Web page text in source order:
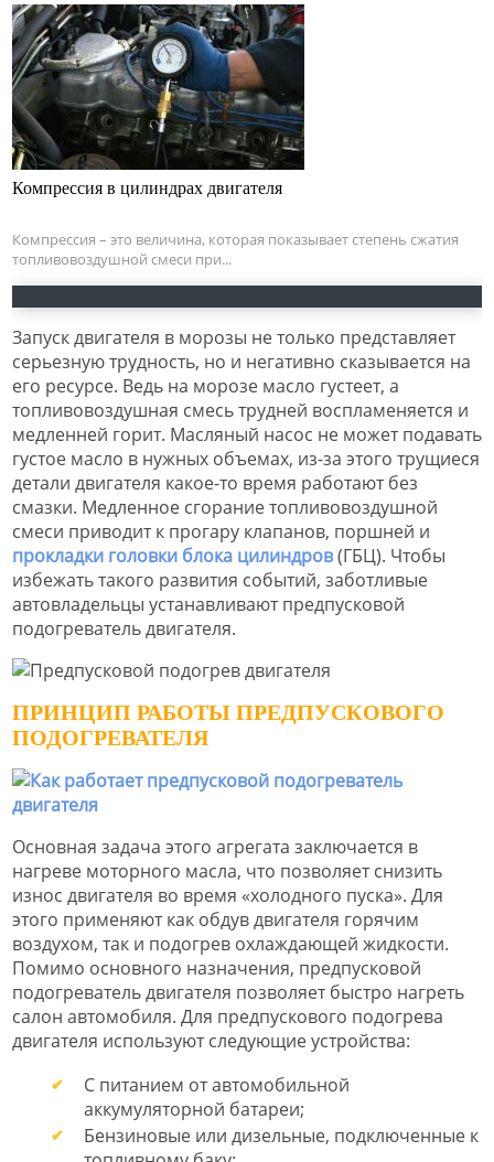
Компрессия в цилиндрах двигателя
Компрессия – это величина, которая показывает степень сжатия
топливовоздушной смеси при...
Запуск двигателя в морозы не только представляет
серьезную трудность, но и негативно сказывается на
его ресурсе. Ведь на морозе масло густеет, а
топливовоздушная смесь трудней воспламеняется и
медленней горит. Масляный насос не может подавать
густое масло в нужных объемах, из-за этого трущиеся
детали двигателя какое-то время работают без
смазки. Медленное сгорание топливовоздушной
смеси приводит к прогару клапанов, поршней и
прокладки головки блока цилиндров(ГБЦ). Чтобы
избежать такого развития событий, заботливые
автовладельцы устанавливают предпусковой
подогреватель двигателя.
ПРИНЦИП РАБОТЫ ПРЕДПУСКОВОГО
ПОДОГРЕВАТЕЛЯ
Основная задача этого агрегата заключается в
нагреве моторного масла, что позволяет снизить
износ двигателя во время «холодного пуска». Для
этого применяют как обдув двигателя горячим
воздухом, так и подогрев охлаждающей жидкости.
Помимо основного назначения, предпусковой
подогреватель двигателя позволяет быстро нагреть
салон автомобиля. Для предпускового подогрева
двигателя используют следующие устройства:
С питанием от автомобильной
аккумуляторной батареи;
Бензиновые или дизельные, подключенные к